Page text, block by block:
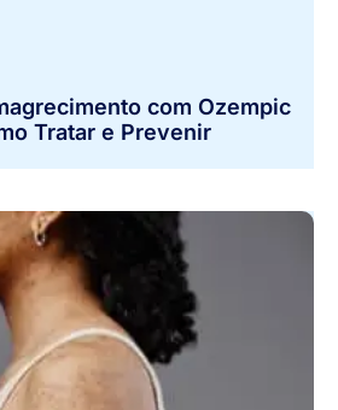
com Ozempic
Tratar e Prevenir